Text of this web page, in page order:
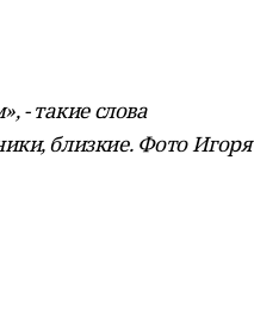
- такие слова
близкие. Фото Игоря